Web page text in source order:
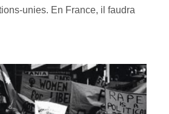
unies. En France, il faudra